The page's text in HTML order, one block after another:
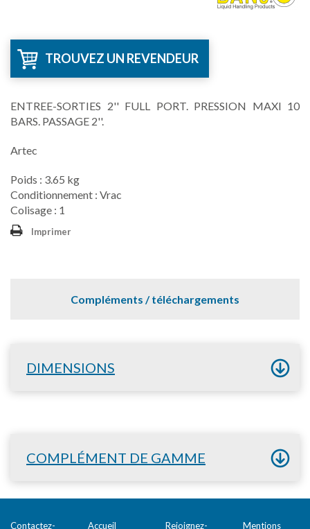
TROUVEZ UN REVENDEUR
ENTREE-SORTIES 2'' FULL PORT. PRESSION MAXI 10
BARS. PASSAGE 2''.
Artec
Poids : 3.65 kg
Conditionnement : Vrac
Colisage : 1
Imprimer
Compléments / téléchargements
DIMENSIONS
COMPLÉMENT DE GAMME
Contactez- Accueil Rejoignez- Mentions